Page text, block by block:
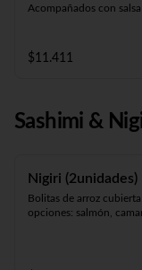
Acompañados con salsa
$11.411
Sashimi &
Nigiri (2unidades)
Bolitas de arroz
opciones: salmón,